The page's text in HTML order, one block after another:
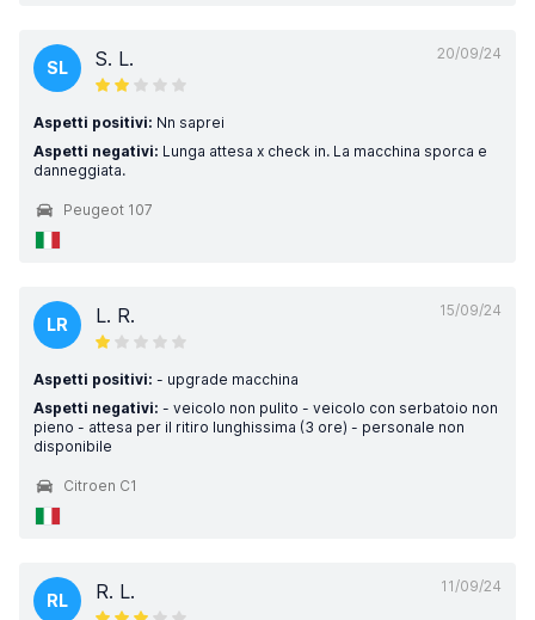
20/09/24
SL S. L.
Aspetti positivi: Nn saprei
Aspetti negativi: Lunga attesa x check in. La macchina sporca e
danneggiata.
Peugeot 107
15/09/24
LR L. R.
Aspetti positivi: - upgrade macchina
Aspetti negativi: - veicolo non pulito - veicolo con serbatoio non
pieno - attesa per il ritiro lunghissima (3 ore) - personale non
disponibile
Citroen C1
11/09/24
RL R. L.